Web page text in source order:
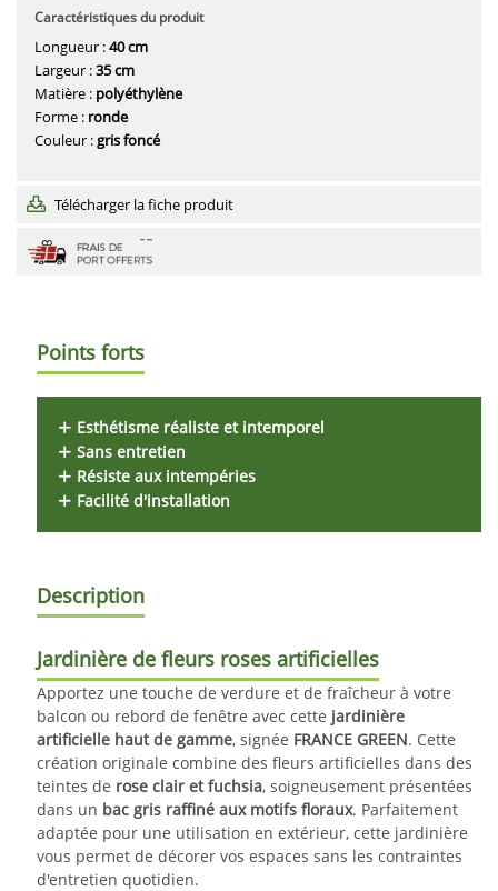
Caractéristiques du produit
Longueur :40 cm
Largeur :35 cm
Matière : polyéthylène
Forme : ronde
Couleur :gris foncé
Télécharger la fiche produit
Points forts
Esthétisme réaliste et intemporel
Sans entretien
Résiste aux intempéries
Facilité d'installation
Description
Jardinière de fleurs roses artificielles
Apportez une touche de verdure et de fraîcheur à votre
balcon ou rebord de fenêtre avec cette jardinière
artificielle haut de gamme, signée FRANCE GREEN. Cette
création originale combine des fleurs artificielles dans des
teintes de rose clair et fuchsia, soigneusement présentées
dans un bac gris raffiné aux motifs floraux. Parfaitement
adaptée pour une utilisation en extérieur, cette jardinière
vous permet de décorer vos espaces sans les contraintes
d'entretien quotidien.